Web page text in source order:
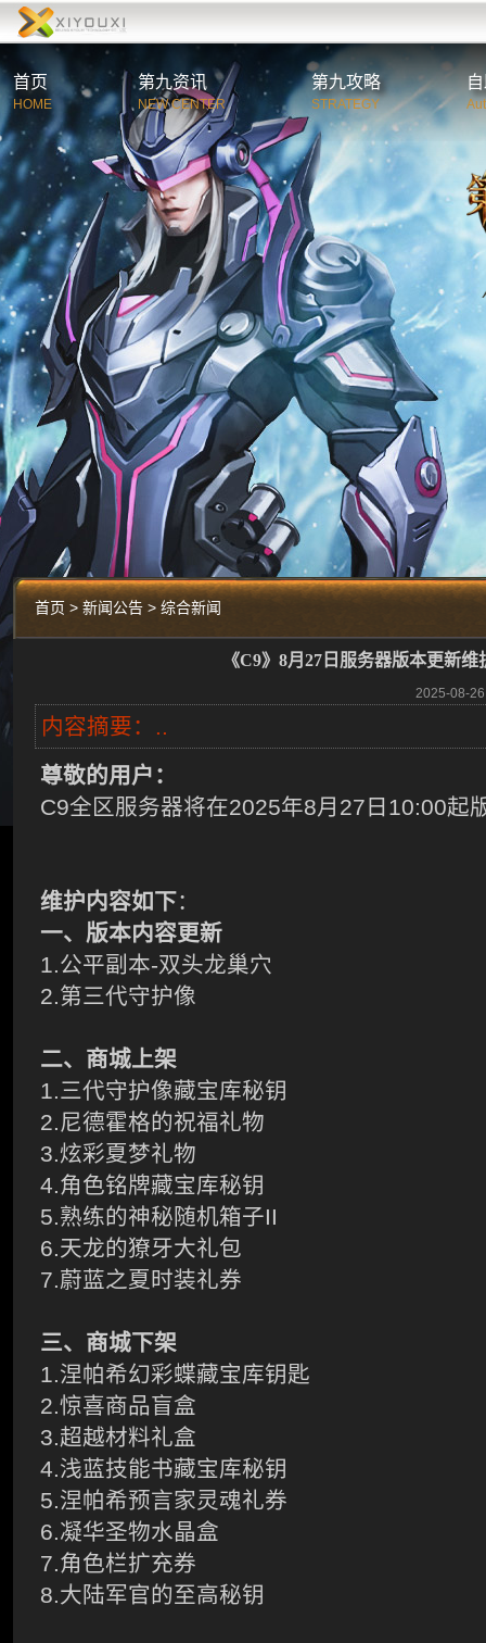
首页
HOME
第九资讯
NEW CENTER
第九攻略
STRATEGY
综合资讯
官方公告
游戏新闻
活动新闻
玩家必读
新
职
首页 > 新闻公告 > 综合新闻
《C9》8月27日服务器版本更新维
2025-08-
内容摘要：..
尊敬的用户：
C9全区服务器将在2025年8月27日10:00起
维护内容如下：
一、版本内容更新
1.公平副本-双头龙巢穴
2.第三代守护像
二、商城上架
1.三代守护像藏宝库秘钥
2.尼德霍格的祝福礼物
3.炫彩夏梦礼物
4.角色铭牌藏宝库秘钥
5.熟练的神秘随机箱子II
6.天龙的獠牙大礼包
7.蔚蓝之夏时装礼券
三、商城下架
1.涅帕希幻彩蝶藏宝库钥匙
2.惊喜商品盲盒
3.超越材料礼盒
4.浅蓝技能书藏宝库秘钥
5.涅帕希预言家灵魂礼券
6.凝华圣物水晶盒
7.角色栏扩充券
8.大陆军官的至高秘钥